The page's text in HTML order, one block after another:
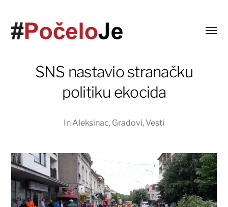
SNS nastavio stranačku
politiku ekocida
In Aleksinac, Gradovi, Vesti